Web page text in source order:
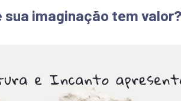
sua imaginação tem valor?